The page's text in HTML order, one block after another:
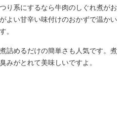
り系にするなら牛肉のしぐれ煮がお
よい甘辛い味付けのおかずで温かい
。
詰めるだけの簡単さも人気です。煮
みがとれて美味しいですよ。